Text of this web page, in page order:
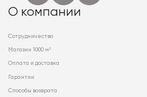
О компании
Сотрудничество
Магазин 1000 м²
Оплата и доставка
Гарантии
Способы возврата